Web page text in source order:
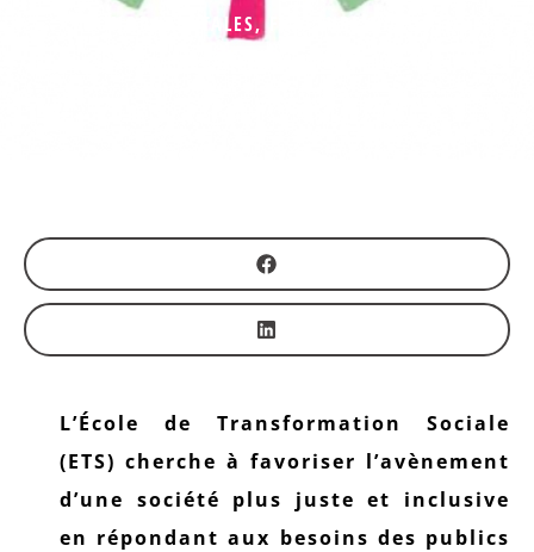
MONOPARENTALES,
L’École de Transformation Sociale
(ETS) cherche à favoriser l’avènement
d’une société plus juste et inclusive
en répondant aux besoins des publics